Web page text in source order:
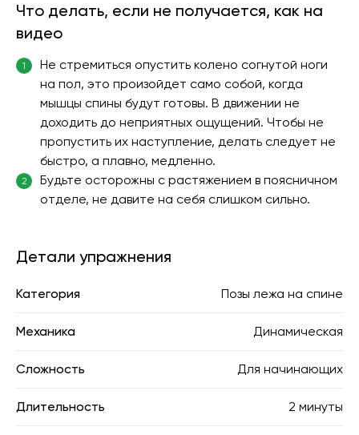
Что делать, если не получается, как на
видео
1
Не стремиться опустить колено согнутой ноги
на пол, это произойдет само собой, когда
мышцы спины будут готовы. В движении не
доходить до неприятных ощущений. Чтобы не
пропустить их наступление, делать следует не
быстро, а плавно, медленно.
2
Будьте осторожны с растяжением в поясничном
отделе, не давите на себя слишком сильно.
Детали упражнения
Категория Позы лежа на спине
Механика Динамическая
Сложность Для начинающих
Длительность 2 минуты